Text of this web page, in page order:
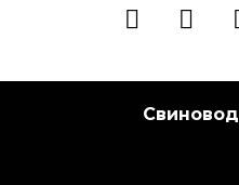
Свиновод